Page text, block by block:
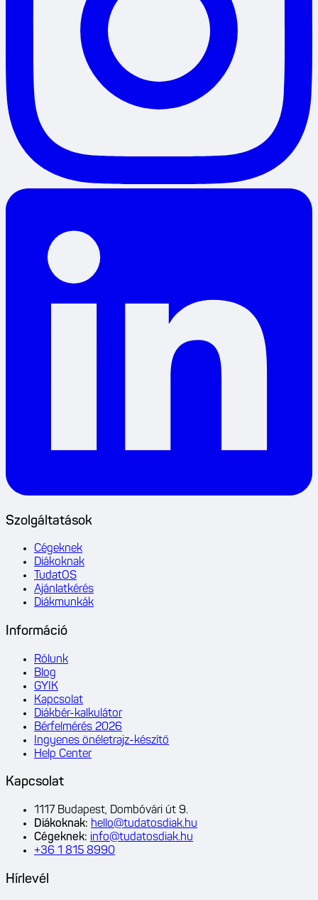
Szolgáltatások
Cégeknek
Diákoknak
TudatOS
Ajánlatkérés
Diákmunkák
Információ
Rólunk
Blog
GYIK
Kapcsolat
Diákbér-kalkulátor
Bérfelmérés 2026
Ingyenes önéletrajz-készítő
Help Center
Kapcsolat
1117 Budapest, Dombóvári út 9.
Diákoknak: hello@tudatosdiak.hu
Cégeknek: info@tudatosdiak.hu
+36 1 815 8990
Hírlevél